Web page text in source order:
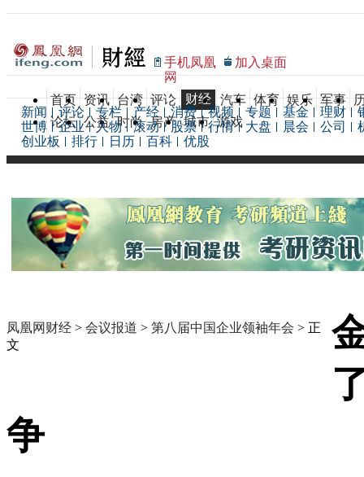
手机凤凰
网
加入桌面
首页 资讯 台湾 评论 财经 汽车 体育 娱乐 军事
论坛 公益 时尚 房产 城市 游戏
新闻 评论 专栏 产经 消费 视频 专题 基金 理财
世博
企业 人物 滚动 股票 行情 大盘 晨会 公司
创业板
排行 日历 百科 优股
凤凰网财经 > 会议报道 > 第八届中国企业领袖年会 > 正
文
争